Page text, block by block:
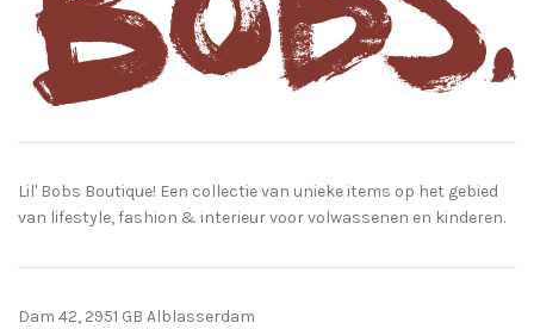
Lil' Bobs Boutique! Een collectie van unieke items op het gebied
van lifestyle, fashion & interieur voor volwassenen en kinderen.
Dam 42, 2951 GB Alblasserdam